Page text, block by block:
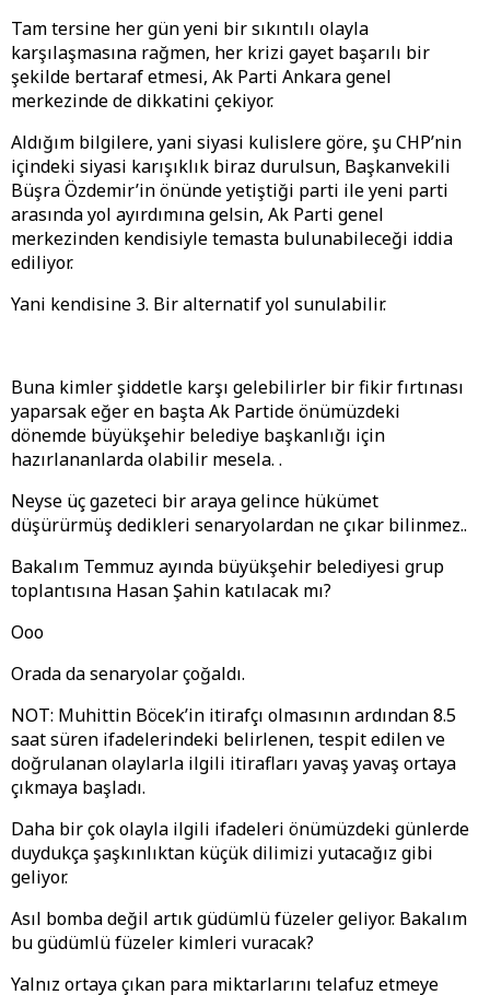
Tam tersine her gün yeni bir sıkıntılı olayla
karşılaşmasına rağmen, her krizi gayet başarılı bir
şekilde bertaraf etmesi, Ak Parti Ankara genel
merkezinde de dikkatini çekiyor.
Aldığım bilgilere, yani siyasi kulislere göre, şu CHP’nin
içindeki siyasi karışıklık biraz durulsun, Başkanvekili
Büşra Özdemir’in önünde yetiştiği parti ile yeni parti
arasında yol ayırdımına gelsin, Ak Parti genel
merkezinden kendisiyle temasta bulunabileceği iddia
ediliyor.
Yani kendisine 3. Bir alternatif yol sunulabilir.
Buna kimler şiddetle karşı gelebilirler bir fikir fırtınası
yaparsak eğer en başta Ak Partide önümüzdeki
dönemde büyükşehir belediye başkanlığı için
hazırlananlarda olabilir mesela. .
Neyse üç gazeteci bir araya gelince hükümet
düşürürmüş dedikleri senaryolardan ne çıkar bilinmez..
Bakalım Temmuz ayında büyükşehir belediyesi grup
toplantısına Hasan Şahin katılacak mı?
Ooo
Orada da senaryolar çoğaldı.
NOT: Muhittin Böcek’in itirafçı olmasının ardından 8.5
saat süren ifadelerindeki belirlenen, tespit edilen ve
doğrulanan olaylarla ilgili itirafları yavaş yavaş ortaya
çıkmaya başladı.
Daha bir çok olayla ilgili ifadeleri önümüzdeki günlerde
duydukça şaşkınlıktan küçük dilimizi yutacağız gibi
geliyor.
Asıl bomba değil artık güdümlü füzeler geliyor. Bakalım
bu güdümlü füzeler kimleri vuracak?
Yalnız ortaya çıkan para miktarlarını telafuz etmeye